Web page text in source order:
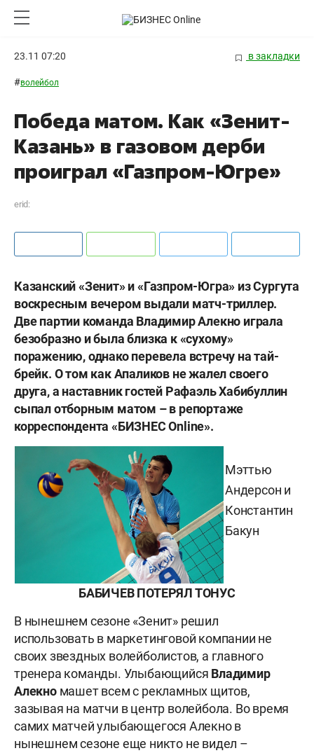
23.11 07:20 в закладки
#волейбол
Победа матом. Как «Зенит-
Казань» в газовом дерби
проиграл «Газпром-Югре»
erid:
Казанский «Зенит» и «Газпром-Югра» из Сургута
воскресным вечером выдали матч-триллер.
Две партии команда Владимир Алекно играла
безобразно и была близка к «сухому»
поражению, однако перевела встречу на тай-
брейк. О том как Апаликов не жалел своего
друга, а наставник гостей Рафаэль Хабибуллин
сыпал отборным матом – в репортаже
корреспондента «БИЗНЕС Online».
Мэттью
Андерсон и
Константин
Бакун
БАБИЧЕВ ПОТЕРЯЛ ТОНУС
В нынешнем сезоне «Зенит» решил
использовать в маркетинговой компании не
своих звездных волейболистов, а главного
тренера команды. Улыбающийся Владимир
Алекномашет всем с рекламных щитов,
зазывая на матчи в центр волейбола. Во время
самих матчей улыбающегося Алекно в
нынешнем сезоне еще никто не видел –